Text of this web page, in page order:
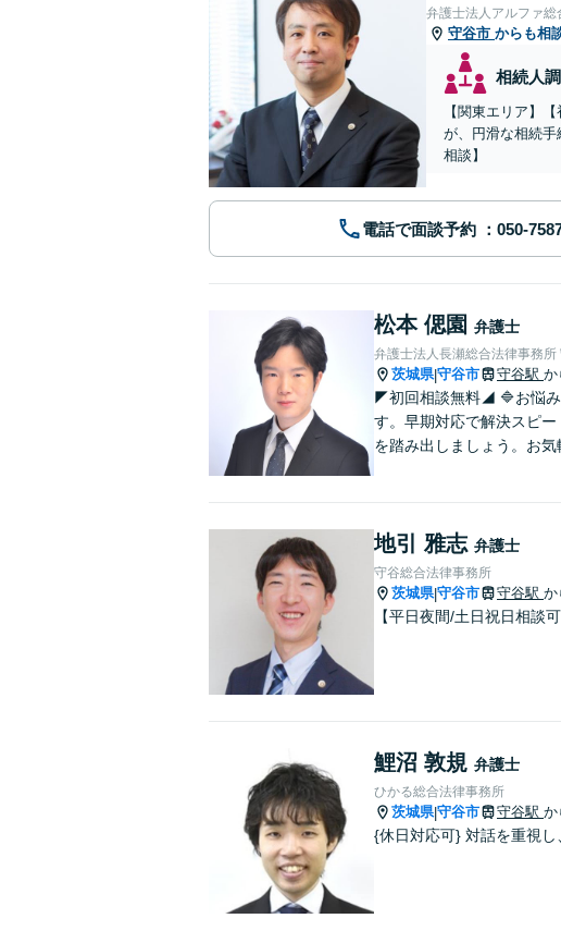
弁護士法人アルファ
守谷市 からも相
相続人
【関東エリア】
が、円滑な相続
相談】
電話で面談予約
松本 偲園 弁護士
弁護士法人長瀬総合法律事務所
茨城県|守谷市 守谷駅 か
◤初回相談無料◢ 🔷お悩み
す。早期対応で解決スピ
を踏み出しましょう。お気
地引 雅志 弁護士
守谷総合法律事務所
茨城県|守谷市 守谷駅 か
【平日夜間/土日祝日相談
鯉沼 敦規 弁護士
ひかる総合法律事務所
茨城県|守谷市 守谷駅 か
{休日対応可} 対話を重視し